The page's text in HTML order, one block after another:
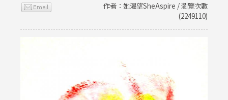
作者：她渴望SheAspire / 瀏覽次數
(2249110)